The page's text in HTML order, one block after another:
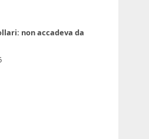
non accadeva da